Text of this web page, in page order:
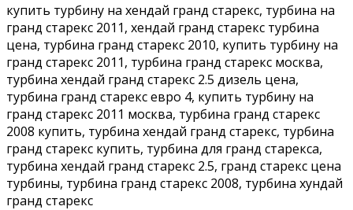
купить турбину на хендай гранд старекс, турбина на
гранд старекс 2011, хендай гранд старекс турбина
цена, турбина гранд старекс 2010, купить турбину на
гранд старекс 2011, турбина гранд старекс москва,
турбина хендай гранд старекс 2.5 дизель цена,
турбина гранд старекс евро 4, купить турбину на
гранд старекс 2011 москва, турбина гранд старекс
2008 купить, турбина хендай гранд старекс, турбина
гранд старекс купить, турбина для гранд старекса,
турбина хендай гранд старекс 2.5, гранд старекс цена
турбины, турбина гранд старекс 2008, турбина хундай
гранд старекс